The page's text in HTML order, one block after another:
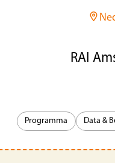
RAI
Programma Data &